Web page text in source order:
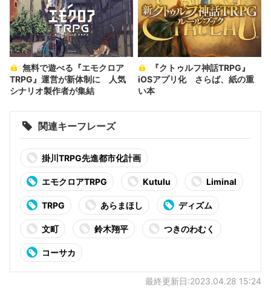
TRPG』運営が新体制に 人気
シナリオ製作者が集結
iOSアプリ化 さらば、紙の重
い本
関連キーフレーズ
掛川TRPG先進都市化計画
エモクロアTRPG Kutulu Liminal
TRPG あらまほし ディズム
文町 鈴木翔平 つきのわむく
コーサカ
最終更新日:2023.04.28 15:24